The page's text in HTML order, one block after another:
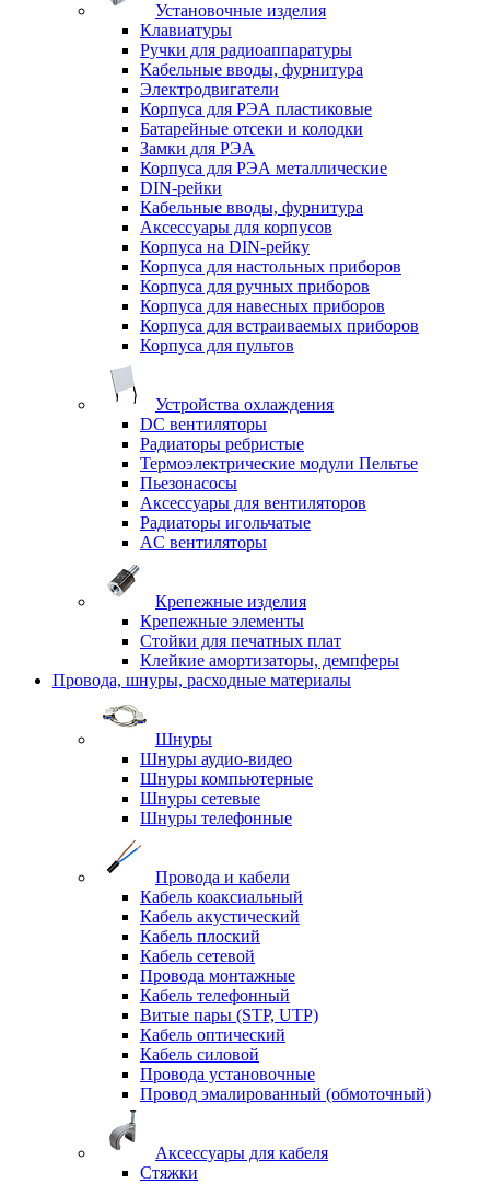
Установочные изделия
Клавиатуры
Ручки для радиоаппаратуры
Кабельные вводы, фурнитура
Электродвигатели
Корпуса для РЭА пластиковые
Батарейные отсеки и колодки
Замки для РЭА
Корпуса для РЭА металлические
DIN-рейки
Кабельные вводы, фурнитура
Аксессуары для корпусов
Корпуса на DIN-рейку
Корпуса для настольных приборов
Корпуса для ручных приборов
Корпуса для навесных приборов
Корпуса для встраиваемых приборов
Корпуса для пультов
Устройства охлаждения
DC вентиляторы
Радиаторы ребристые
Термоэлектрические модули Пельтье
Пьезонасосы
Аксессуары для вентиляторов
Радиаторы игольчатые
AC вентиляторы
Крепежные изделия
Крепежные элементы
Стойки для печатных плат
Клейкие амортизаторы, демпферы
Провода, шнуры, расходные материалы
Шнуры
Шнуры аудио-видео
Шнуры компьютерные
Шнуры сетевые
Шнуры телефонные
Провода и кабели
Кабель коаксиальный
Кабель акустический
Кабель плоский
Кабель сетевой
Провода монтажные
Кабель телефонный
Витые пары (STP, UTP)
Кабель оптический
Кабель силовой
Провода установочные
Провод эмалированный (обмоточный)
Аксессуары для кабеля
Стяжки